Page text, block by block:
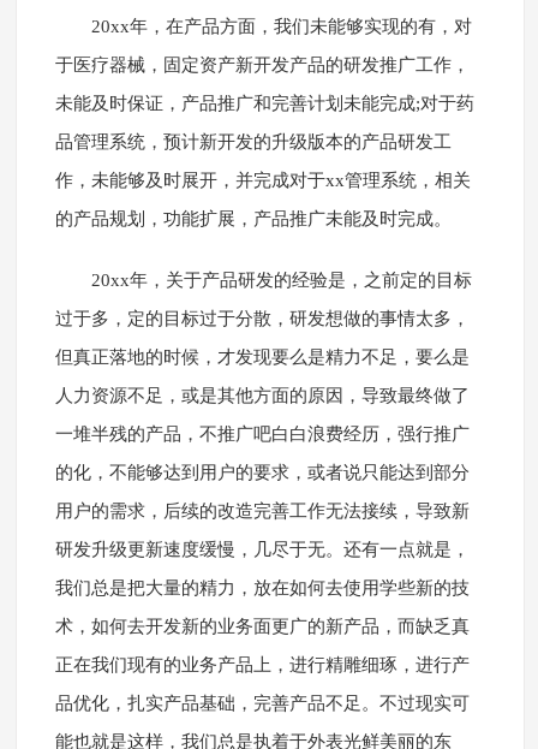
20xx年，在产品方面，我们未能够实现的有，对
于医疗器械，固定资产新开发产品的研发推广工作，
未能及时保证，产品推广和完善计划未能完成;对于药
品管理系统，预计新开发的升级版本的产品研发工
作，未能够及时展开，并完成对于xx管理系统，相关
的产品规划，功能扩展，产品推广未能及时完成。
20xx年，关于产品研发的经验是，之前定的目标
过于多，定的目标过于分散，研发想做的事情太多，
但真正落地的时候，才发现要么是精力不足，要么是
人力资源不足，或是其他方面的原因，导致最终做了
一堆半残的产品，不推广吧白白浪费经历，强行推广
的化，不能够达到用户的要求，或者说只能达到部分
用户的需求，后续的改造完善工作无法接续，导致新
研发升级更新速度缓慢，几尽于无。还有一点就是，
我们总是把大量的精力，放在如何去使用学些新的技
术，如何去开发新的业务面更广的新产品，而缺乏真
正在我们现有的业务产品上，进行精雕细琢，进行产
品优化，扎实产品基础，完善产品不足。不过现实可
能也就是这样，我们总是执着于外表光鲜美丽的东